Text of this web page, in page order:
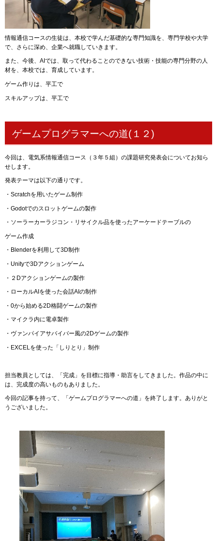
情報通信コースの生徒は、本校で学んだ基礎的な専門知識を、専門学校や大学
で、さらに深め、企業へ就職していきます。
また、今後、AIでは、取って代わることのできない技術・技能の専門分野の人
材を、本校では、育成しています。
ゲーム作りは、平工で
スキルアップは、平工で
ゲームプログラマーへの道(１２)
今回は、電気系情報通信コース（３年５組）の課題研究発表会についてお知ら
せします。
発表テーマは以下の通りです。
・Scratchを用いたゲーム制作
・Godotでのスロットゲームの製作
・ソーラーカーラジコン・リサイクル品を使ったアーケードテーブルの
ゲーム作成
・Blenderを利用して3D制作
・Unityで3Dアクションゲーム
・２Dアクションゲームの製作
・ローカルAIを使った会話AIの制作
・0から始める2D格闘ゲームの製作
・マイクラ内に電卓製作
・ヴァンパイアサバイバー風の2Dゲームの製作
・EXCELを使った「しりとり」制作
担当教員としては、「完成」を目標に指導・助言をしてきました。作品の中に
は、完成度の高いものもありました。
今回の記事を持って、「ゲームプログラマーへの道」を終了します。ありがと
うございました。